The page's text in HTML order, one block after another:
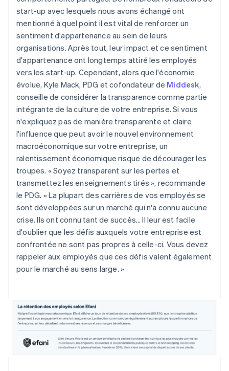
start-up avec lesquels nous avons échangé ont
mentionné à quel point il est vital de renforcer un
sentiment d'appartenance au sein de leurs
organisations. Après tout, leur impact et ce sentiment
d'appartenance ont longtemps attiré les employés
vers les start-up. Cependant, alors que l'économie
évolue, Kyle Mack, PDG et cofondateur de Middesk,
conseille de considérer la transparence comme partie
intégrante de la culture de votre entreprise. Si vous
n'expliquez pas de manière transparente et claire
l'influence que peut avoir le nouvel environnement
macroéconomique sur votre entreprise, un
ralentissement économique risque de décourager les
troupes. « Soyez transparent sur les pertes et
transmettez les enseignements tirés », recommande
le PDG. « La plupart des carrières de vos employés se
sont développées sur un marché qui n'a connu aucune
crise. Ils ont connu tant de succès… Il leur est facile
d'oublier que les défis auxquels votre entreprise est
confrontée ne sont pas propres à celle-ci. Vous devez
rappeler aux employés que ces défis valent également
pour le marché au sens large. »